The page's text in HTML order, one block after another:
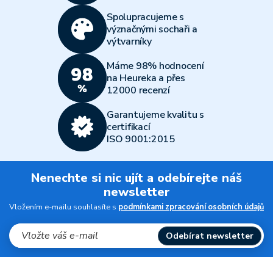
Spolupracujeme s
význačnými sochaři a
výtvarníky
Máme 98% hodnocení
na Heureka a přes
12000 recenzí
Garantujeme kvalitu s
certifikací
ISO 9001:2015
Nenechte si nic ujít a odebírejte náš
newsletter
Vložením e-mailu souhlasíte s podmínkami zpracování osobních údajů
Odebírat newsletter